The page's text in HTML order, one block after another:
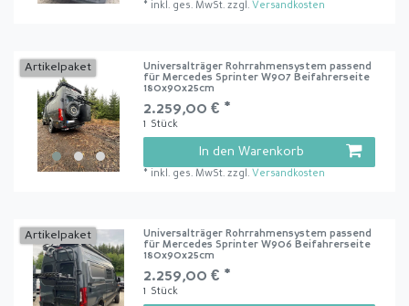
* inkl. ges. MwSt. zzgl. Versandkosten
Artikelpaket
Universalträger Rohrrahmensystem passend
für Mercedes Sprinter W907 Beifahrerseite
180x90x25cm
2.259,00 € *
1 Stück
In den Warenkorb
* inkl. ges. MwSt. zzgl. Versandkosten
Artikelpaket
Universalträger Rohrrahmensystem passend
für Mercedes Sprinter W906 Beifahrerseite
180x90x25cm
2.259,00 € *
1 Stück